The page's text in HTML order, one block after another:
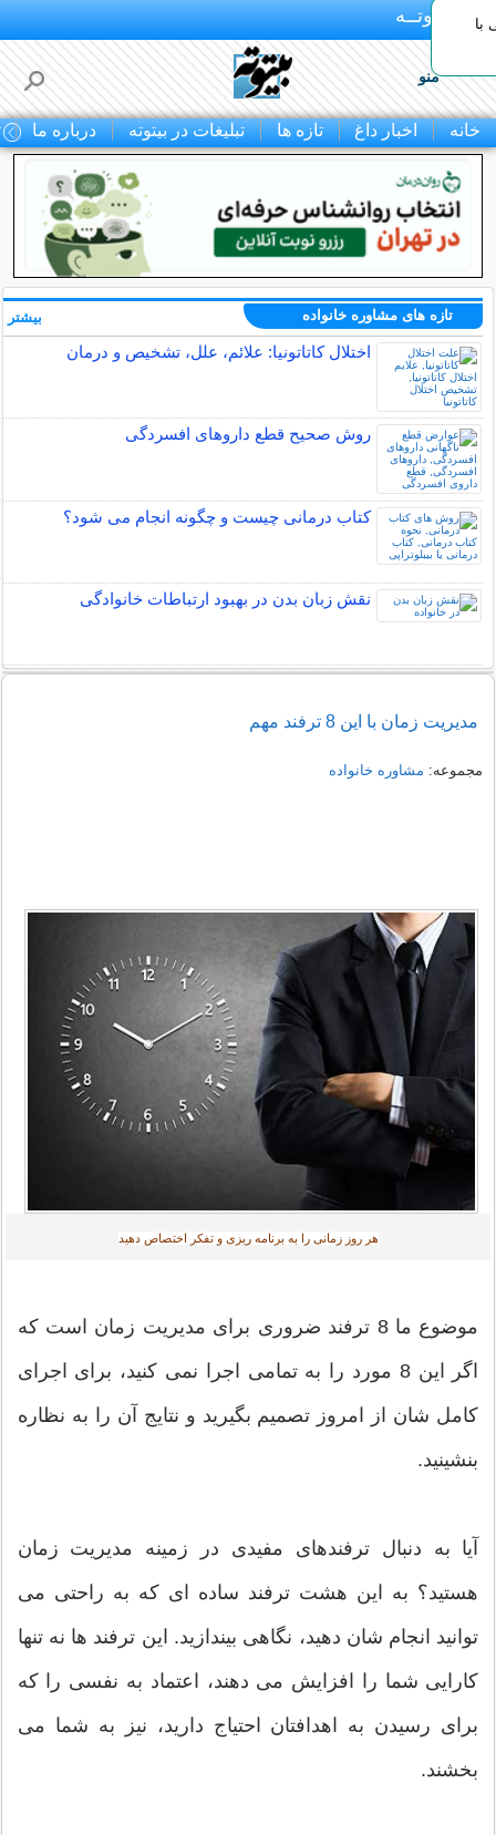
بـیتوتــه
منو
خانه اخبار داغ تازه ها تبلیغات در بیتوته درباره ما
با
تازه های مشاوره خانواده
اختلال کاتاتونیا: علائم، علل، تشخیص و درمان
روش صحیح قطع داروهای افسردگی
کتاب درمانی چیست و چگونه انجام می شود؟
نقش زبان بدن در بهبود ارتباطات خانوادگی
بیشتر
مدیریت زمان با این 8 ترفند مهم
مجموعه: مشاوره خانواده
هر روز زمانی را به برنامه ریزی و تفکر اختصاص دهید‎
موضوع ما 8 ترفند ضروری برای مدیریت زمان است که
اگر این 8 مورد را به تمامی اجرا نمی کنید، برای اجرای
کامل شان از امروز تصمیم بگیرید و نتایج آن را به نظاره
بنشینید.
آیا به دنبال ترفندهای مفیدی در زمینه مدیریت زمان
هستید؟ به این هشت ترفند ساده ای که به راحتی می
توانید انجام شان دهید، نگاهی بیندازید. این ترفند ها نه تنها
کارایی شما را افزایش می دهند، اعتماد به نفسی را که
برای رسیدن به اهدافتان احتیاج دارید، نیز به شما می
بخشند.